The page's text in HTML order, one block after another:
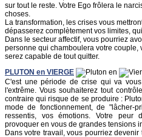
sur tout le reste. Votre Ego frôlera le
choses.
La transformation, les crises vous
dépasserez complètement vos limites,
Dans le secteur affectif, vous pourriez
personne qui chamboulera votre couple,
serez capable de tout quitter.
PLUTON en VIERGE en
C'est une période de crise qui va
l'extrême. Vous souhaiterez tout
contraire qui risque de se produire :
mode de fonctionnement, de "lâcher-
ressentis, vos émotions. Votre peur
provoquer en vous de grandes tensions
Dans votre travail, vous pourriez